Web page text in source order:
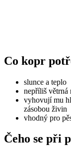
Co kopr
slunce a teplo
nepříliš větrná
vyhovují mu
zásobou živin
vhodný pro
Čeho se při